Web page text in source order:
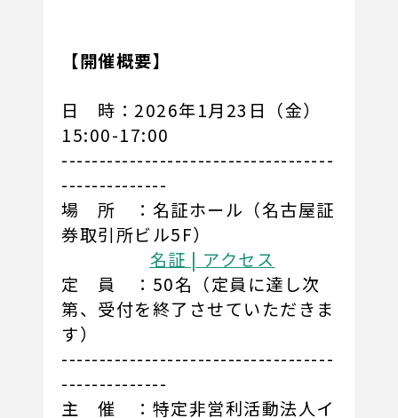
【開催概要】
日 時：2026年1月23日（金）
15:00-17:00
------------------------------------
--------------
場 所 ：名証ホール（名古屋証
券取引所ビル5F）
名証 | アクセス
定 員 ：50名（定員に達し次
第、受付を終了させていただきま
す）
------------------------------------
--------------
主 催 ：特定非営利活動法人イ